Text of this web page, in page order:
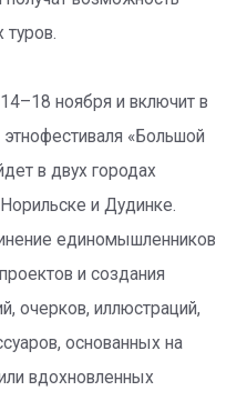
туров.
ноября и включит в
«Большой
в двух городах
и Дудинке.
единомышленников
и создания
очерков, иллюстраций,
основанных на
вдохновленных